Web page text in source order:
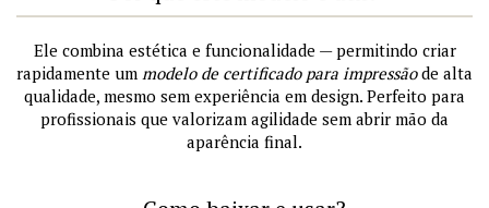
Ele combina estética e funcionalidade — permitindo criar
rapidamente um modelo de certificado para impressãode alta
qualidade, mesmo sem experiência em design. Perfeito para
profissionais que valorizam agilidade sem abrir mão da
aparência final.